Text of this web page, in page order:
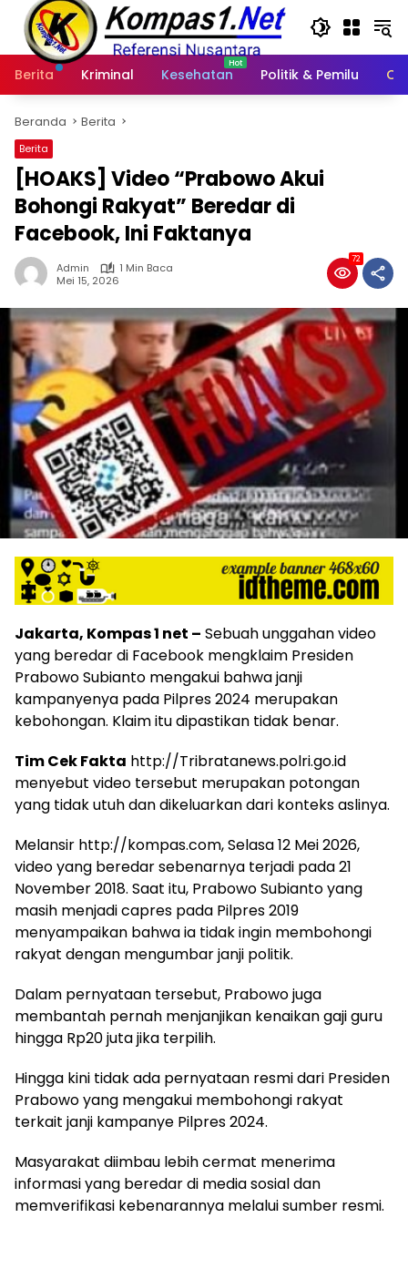
Langsung
konten
Berita
Kriminal Kesehatan Politik & Pemilu
Beranda Berita
Berita
[HOAKS] Video “Prabowo Akui
Bohongi Rakyat” Beredar di
Facebook, Ini Faktanya
Admin
1 Min Baca
Mei 15, 2026
72
Jakarta, Kompas 1 net – Sebuah unggahan video
yang beredar di Facebook mengklaim Presiden
Prabowo Subianto mengakui bahwa janji
kampanyenya pada Pilpres 2024 merupakan
kebohongan. Klaim itu dipastikan tidak benar.
Tim Cek Fakta http://Tribratanews.polri.go.id
menyebut video tersebut merupakan potongan
yang tidak utuh dan dikeluarkan dari konteks aslinya.
Melansir http://kompas.com, Selasa 12 Mei 2026,
video yang beredar sebenarnya terjadi pada 21
November 2018. Saat itu, Prabowo Subianto yang
masih menjadi capres pada Pilpres 2019
menyampaikan bahwa ia tidak ingin membohongi
rakyat dengan mengumbar janji politik.
Dalam pernyataan tersebut, Prabowo juga
membantah pernah menjanjikan kenaikan gaji guru
hingga Rp20 juta jika terpilih.
Hingga kini tidak ada pernyataan resmi dari Presiden
Prabowo yang mengakui membohongi rakyat
terkait janji kampanye Pilpres 2024.
Masyarakat diimbau lebih cermat menerima
informasi yang beredar di media sosial dan
memverifikasi kebenarannya melalui sumber resmi.